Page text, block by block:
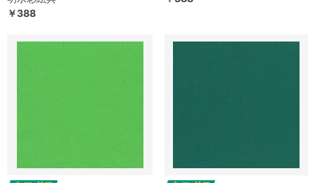
￥388